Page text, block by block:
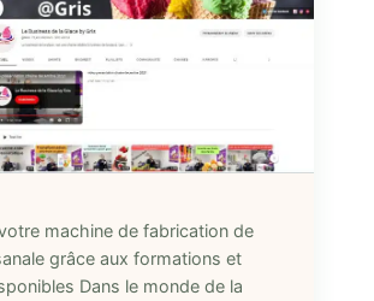
machine de fabrication de
grâce aux formations et
Dans le monde de la